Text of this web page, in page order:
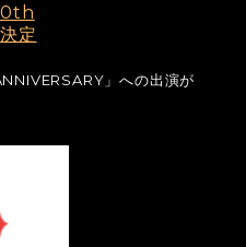
定
」への出演が